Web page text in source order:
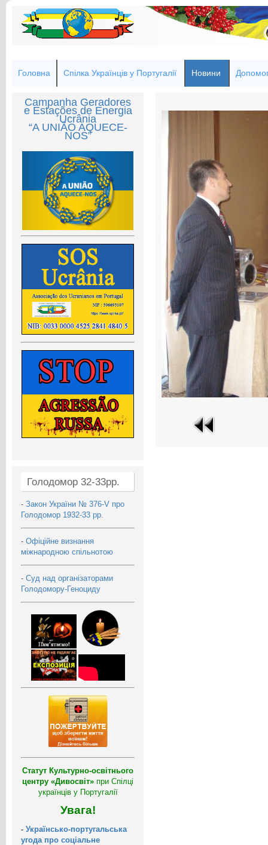
Головна Спілка Українців у Португалії Новини
Campanha Geradores
e Estações de Energia
Ucrânia
“A UNIÃO AQUECE-
NOS”
Голодомор 32-33рр.
- Закон України № 376-V про
Голодомор 1932-33 рр.
- Офіційне визнання
міжнародною спільнотою
- Суд над організаторами
Голодомору-Геноциду
Статут Культурно-освітнього
центру «Дивосвіт» при Спілці
українців у Португалії
Увага!
- Українсько-португальська
угода про соціальне